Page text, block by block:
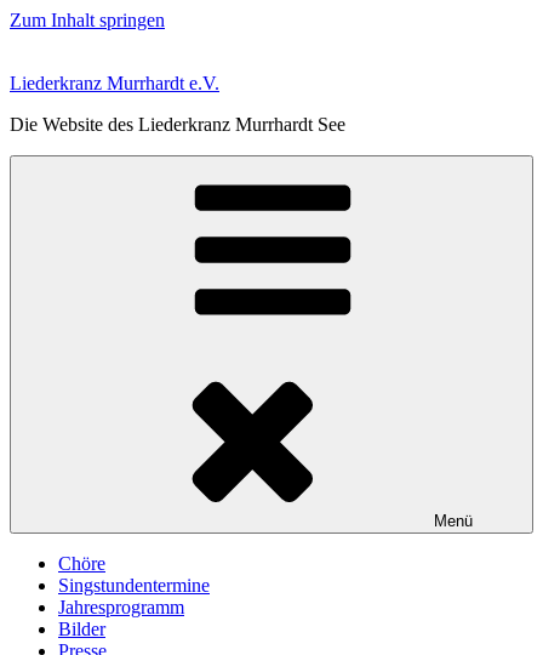
Zum Inhalt springen
Liederkranz Murrhardt e.V.
Die Website des Liederkranz Murrhardt See
Menü
Chöre
Singstundentermine
Jahresprogramm
Bilder
Presse